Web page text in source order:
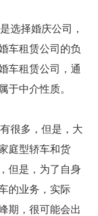
选择婚庆公司，
车租赁公司的负
车租赁公司，通
于中介性质。
很多，但是，大
庭型轿车和货
但是，为了自身
的业务，实际
期，很可能会出